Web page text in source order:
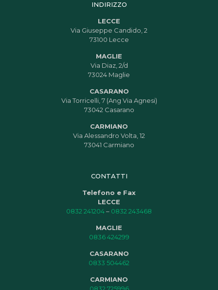
INDIRIZZO
LECCE
Via Giuseppe Candido, 2
73100 Lecce
MAGLIE
Via Diaz, 2/d
73024 Maglie
CASARANO
Via Torricelli, 7 (Ang Via Agnesi)
73042 Casarano
CARMIANO
Via Alessandro Volta, 12
73041 Carmiano
CONTATTI
Telefono e Fax
LECCE
0832 241204– 0832 243468
MAGLIE
0836 424299
CASARANO
0833 504462
CARMIANO